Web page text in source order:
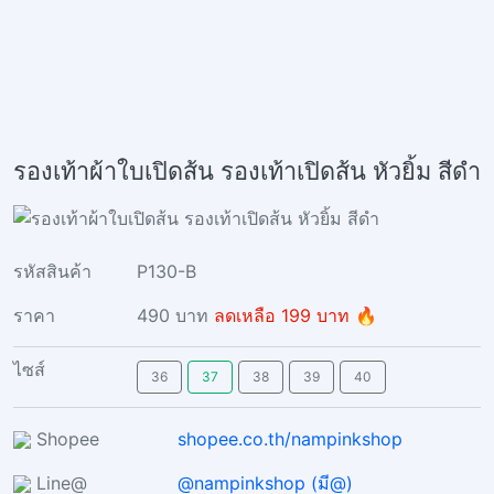
รองเท้าผ้าใบเปิดส้น รองเท้าเปิดส้น หัวยิ้ม สีดำ
รหัสสินค้า
P130-B
ราคา
490 บาท ลดเหลือ 199 บาท 🔥
ไซส์ 36 37 38 39 40
Shopee
shopee.co.th/nampinkshop
Line@
@nampinkshop (มี@)